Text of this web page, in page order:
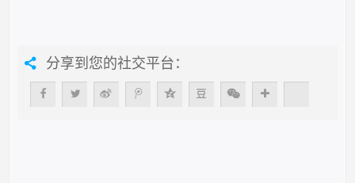
分享到您的社交平台：